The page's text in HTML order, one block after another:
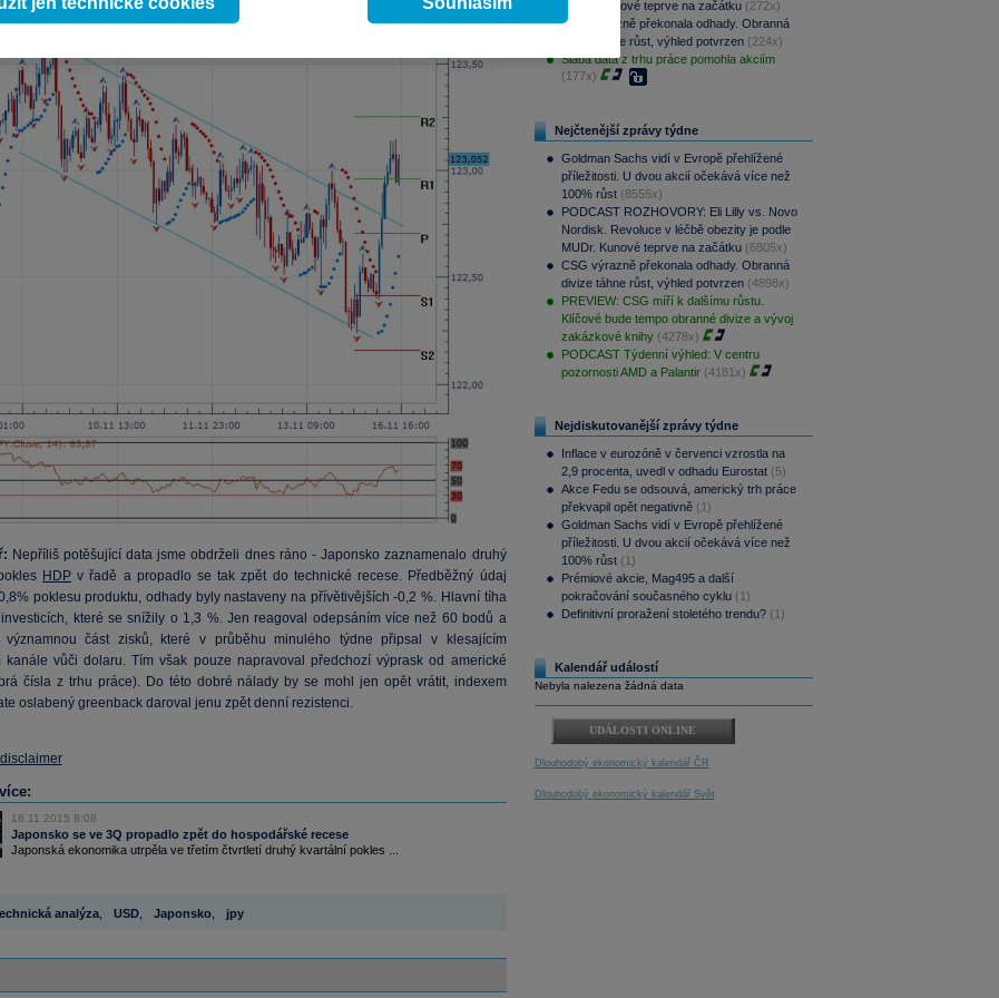
Nepříliš potěšující data jsme obdrželi dnes ráno - Japonsko zaznamenalo druhý
HDPv řadě a propadlo se tak zpět do technické recese. Předběžný údaj
poklesu produktu, odhady byly nastaveny na přívětivějších -0,2 %. Hlavní tíha
investicích, které se snížily o 1,3 %. Jen reagoval odepsáním více než 60 bodů a
významnou část zisků, které v průběhu minulého týdne připsal v klesajícím
kanále vůči dolaru. Tím však pouze napravoval předchozí výprask od americké
čísla z trhu práce). Do této dobré nálady by se mohl jen opět vrátit, indexem
oslabený greenback daroval jenu zpět denní rezistenci.
16.11.2015 8:08
Japonsko se ve 3Q propadlo zpět do hospodářské recese
Japonská ekonomika utrpěla ve třetím čtvrtletí druhý kvartální pokles ...
analýza, USD, Japonsko, jpy
MUDr. Kunové teprve na začátku (272x)
CSG výrazně překonala odhady. Obranná
divize táhne růst, výhled potvrzen (224x)
Slabá data z trhu práce pomohla akciím
(177x)
Nejčtenější zprávy týdne
Goldman Sachs vidí v Evropě přehlížené
příležitosti. U dvou akcií očekává více než
100% růst (8555x)
PODCAST ROZHOVORY: Eli Lilly vs. Novo
Nordisk. Revoluce v léčbě obezity je podle
MUDr. Kunové teprve na začátku (6805x)
CSG výrazně překonala odhady. Obranná
divize táhne růst, výhled potvrzen (4898x)
PREVIEW: CSG míří k dalšímu růstu.
Klíčové bude tempo obranné divize a vývoj
zakázkové knihy (4278x)
PODCAST Týdenní výhled: V centru
pozornosti AMD a Palantir (4181x)
Nejdiskutovanější zprávy týdne
Inflace v eurozóně v červenci vzrostla na
2,9 procenta, uvedl v odhadu Eurostat (5)
Akce Fedu se odsouvá, americký trh práce
překvapil opět negativně (1)
Goldman Sachs vidí v Evropě přehlížené
příležitosti. U dvou akcií očekává více než
100% růst (1)
Prémiové akcie, Mag495 a další
pokračování současného cyklu (1)
Definitivní proražení stoletého trendu? (1)
Kalendář událostí
Nebyla nalezena žádná data
UDÁLOSTI ONLINE
Dlouhodobý ekonomický kalendář ČR
Dlouhodobý ekonomický kalendář Svět